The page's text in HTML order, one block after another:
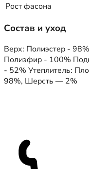
Рост фасона
Состав и уход
Верх: Полиэстер -
Полиэфир - 100%
- 52% Утеплитель:
98%, Шерсть — 2%